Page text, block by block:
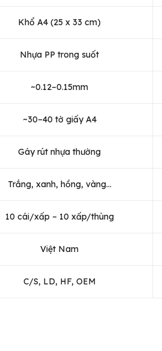
Khổ A4 (25 x 33 cm)
Nhựa PP trong suốt
~0.12–0.15mm
~30–40 tờ giấy A4
Gáy rút nhựa thường
Trắng, xanh, hồng, vàng…
10 cái/xấp – 10 xấp/thùng
Việt Nam
C/S, LD, HF, OEM